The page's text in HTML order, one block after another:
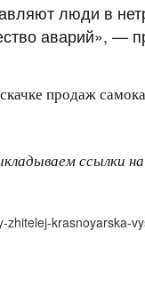
люди в
аварий», —
продаж
ссылки
krasnoyarska-